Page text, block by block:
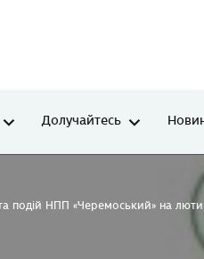
Долучайтесь
подій НПП «Черемоський» на